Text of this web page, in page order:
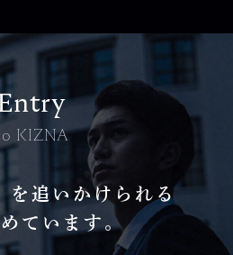
KIZNA
を追いかけられる
ています。